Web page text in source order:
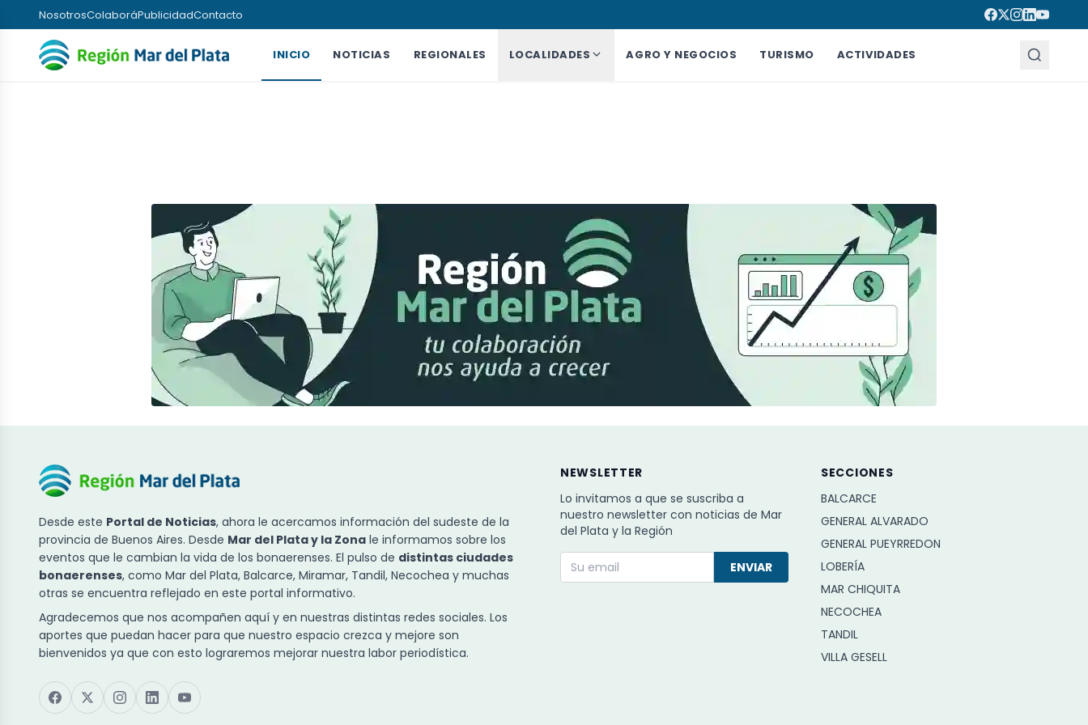
NosotrosColaboráPublicidadContacto
INICIO NOTICIAS REGIONALES LOCALIDADES AGRO Y NEGOCIOS TURISMO ACTIVIDADES
Desde este Portal de Noticias, ahora le acercamos información del sudeste de la
provincia de Buenos Aires. Desde Mar del Plata y la Zona le informamos sobre los
eventos que le cambian la vida de los bonaerenses. El pulso de distintas ciudades
bonaerenses, como Mar del Plata, Balcarce, Miramar, Tandil, Necochea y muchas
otras se encuentra reflejado en este portal informativo.
Agradecemos que nos acompañen aquí y en nuestras distintas redes sociales. Los
aportes que puedan hacer para que nuestro espacio crezca y mejore son
bienvenidos ya que con esto lograremos mejorar nuestra labor periodística.
NEWSLETTER
Lo invitamos a que se suscriba a
nuestro newsletter con noticias de Mar
del Plata y la Región
ENVIAR
SECCIONES
BALCARCE
GENERAL ALVARADO
GENERAL PUEYRREDON
LOBERÍA
MAR CHIQUITA
NECOCHEA
TANDIL
VILLA GESELL